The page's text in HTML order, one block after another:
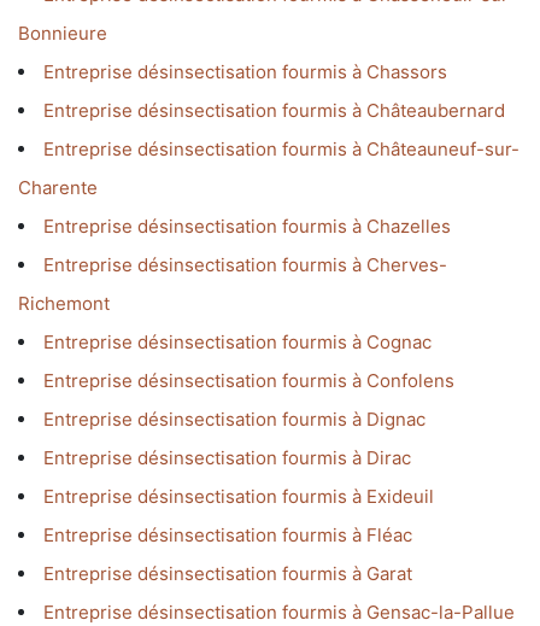
Bonnieure
Entreprise désinsectisation fourmis à Chassors
Entreprise désinsectisation fourmis à Châteaubernard
Entreprise désinsectisation fourmis à Châteauneuf-sur-
Charente
Entreprise désinsectisation fourmis à Chazelles
Entreprise désinsectisation fourmis à Cherves-
Richemont
Entreprise désinsectisation fourmis à Cognac
Entreprise désinsectisation fourmis à Confolens
Entreprise désinsectisation fourmis à Dignac
Entreprise désinsectisation fourmis à Dirac
Entreprise désinsectisation fourmis à Exideuil
Entreprise désinsectisation fourmis à Fléac
Entreprise désinsectisation fourmis à Garat
Entreprise désinsectisation fourmis à Gensac-la-Pallue